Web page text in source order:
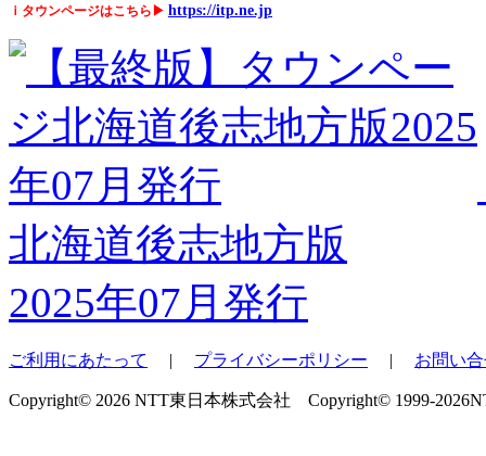
ｉタウンページはこちら▶ https://itp.ne.jp
北海道後志地方版
2025年07月発行
ご利用にあたって | プライバシーポリシー | お問い
Copyright© 2026 NTT東日本株式会社 Copyright© 1999-